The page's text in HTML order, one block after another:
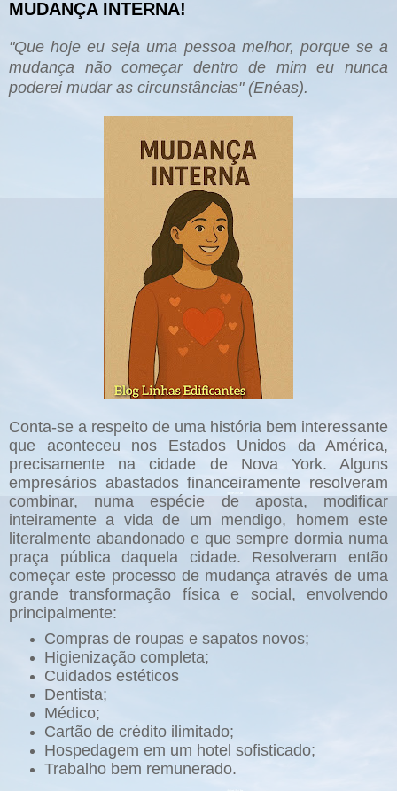
MUDANÇA INTERNA!
"Que hoje eu seja uma pessoa melhor, porque se a
mudança não começar dentro de mim eu nunca
poderei mudar as circunstâncias" (Enéas).
Conta-se a respeito de uma história bem interessante
que aconteceu nos Estados Unidos da América,
precisamente na cidade de Nova York. Alguns
empresários abastados financeiramente resolveram
combinar, numa espécie de aposta, modificar
inteiramente a vida de um mendigo, homem este
literalmente abandonado e que sempre dormia numa
praça pública daquela cidade. Resolveram então
começar este processo de mudança através de uma
grande transformação física e social, envolvendo
principalmente:
Compras de roupas e sapatos novos;
Higienização completa;
Cuidados estéticos
Dentista;
Médico;
Cartão de crédito ilimitado;
Hospedagem em um hotel sofisticado;
Trabalho bem remunerado.